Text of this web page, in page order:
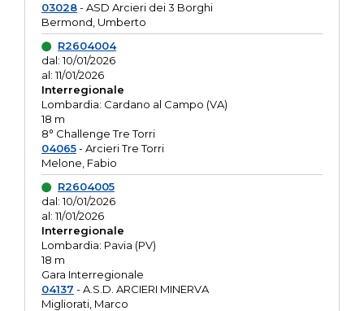
03028- ASD Arcieri dei 3 Borghi
Bermond, Umberto
R2604004
dal: 10/01/2026
al: 11/01/2026
Interregionale
Lombardia: Cardano al Campo (VA)
18 m
8° Challenge Tre Torri
04065- Arcieri Tre Torri
Melone, Fabio
R2604005
dal: 10/01/2026
al: 11/01/2026
Interregionale
Lombardia: Pavia (PV)
18 m
Gara Interregionale
04137 - A.S.D. ARCIERI MINERVA
Migliorati, Marco